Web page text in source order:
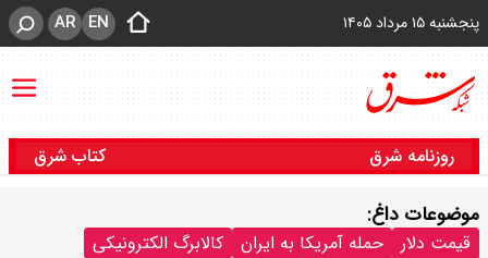
پنجشنبه ۱۵ مرداد ۱۴۰۵ EN
AR
روزنامه شرق کتاب شرق
موضوعات داغ:
قیمت دلار حمله آمریکا به ایران
کالابرگ الکترونیکی